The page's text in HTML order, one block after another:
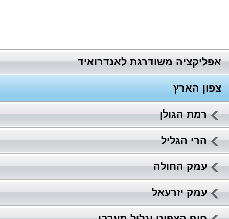
אפליקציה משודרגת לאנדרואיד
צפון הארץ
רמת הגולן
הרי הגליל
עמק החולה
עמק יזרעאל